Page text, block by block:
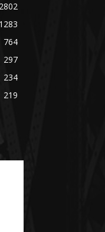
2802
1283
764
297
234
219